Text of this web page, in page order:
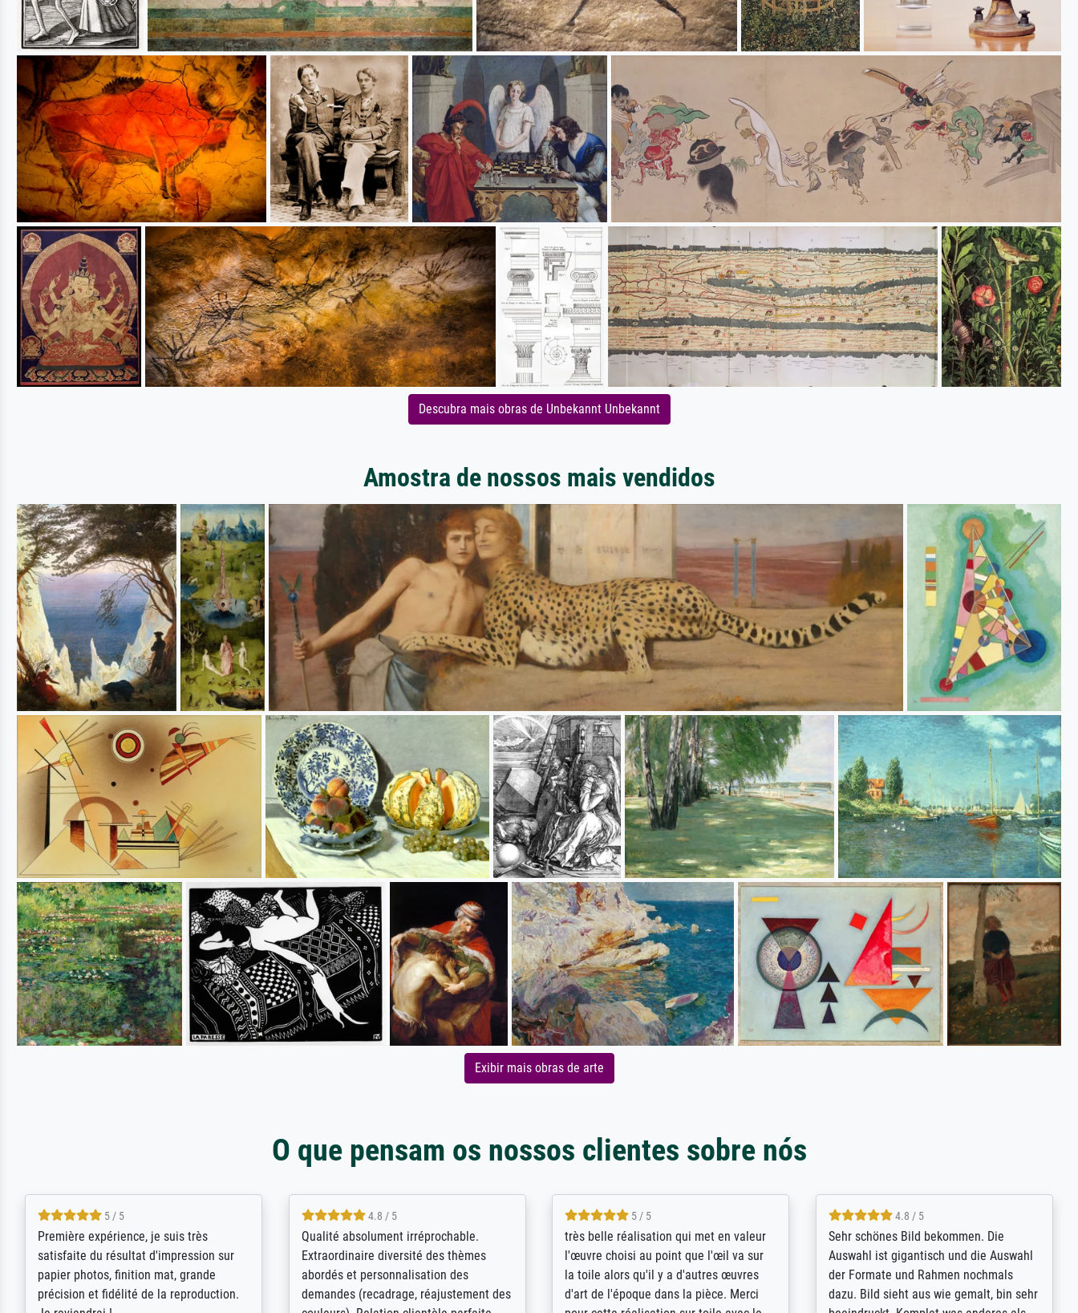
Descubra mais obras de Unbekannt Unbekannt
Amostra de nossos mais vendidos
Exibir mais obras de arte
O que pensam os nossos clientes sobre nós
4.5 / 5
ik beoordeel Meisterdrucke zeer
positief. Door de 69505 beschikbare
kunstenaars scrollen is echter
onbegonnen werk (na stoppen begint
5 / 5
Wow....ich bin sehr über die Qualität
erstaunt. Diese Drucke haben all´meine
Erwartungen übertroffen. Desgleichen
der Ablauf der Bestellung. Grosses
4 / 5
De levering door Bpost was absoluut
desastreus. De gemelde leveringstijd
sloeg nergens op. Er werd niet
aangebeld en niet geleverd op de
4.8 / 5
So, I ordered a large print of The
Annunciation by Fra Angelico from a
very large and popular American
"art/poster" site advertising giclee print